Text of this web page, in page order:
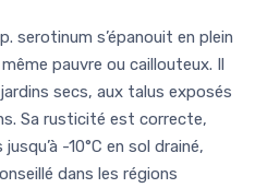
serotinum s’épanouit en plein
pauvre ou caillouteux. Il
secs, aux talus exposés
Sa rusticité est correcte,
-10°C en sol drainé,
dans les régions